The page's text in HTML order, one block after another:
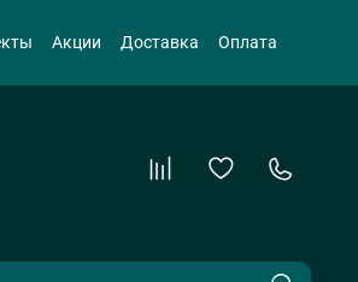
Акции Доставка Оплата